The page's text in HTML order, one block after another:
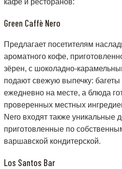
кафе и ресторанов:
Green Caffè Nero
Предлагает посетителям
ароматного кофе,
зёрен, с шоколадно-
подают свежую выпечку:
ежедневно на месте, а блюда
проверенных местных
Nero входят также уникальные
приготовленные по
варшавской кондитерской.
Los Santos Bar